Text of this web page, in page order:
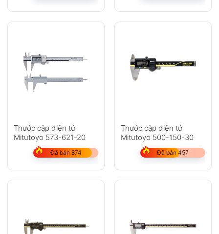
Thước cặp điện tử
Mitutoyo 573-621-20
Đã bán 874
Thước cặp điện tử
Mitutoyo 500-150-30
Đã bán 457